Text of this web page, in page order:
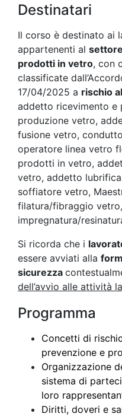
Destinatari
Il corso è destinato ai
appartenenti al
prodotti in vetro, con
classificate
17/04/2025 a rischio
addetto ricevimento e
produzione vetro,
fusione vetro,
operatore linea vetro
prodotti in vetro,
vetro, addetto
soffiatore vetro,
filatura/fibraggio
impregnatura/
Si ricorda che i
essere avviati alla
sicurezza
dell’avvio alle attività
Programma
Concetti di
prevenzione e
Organizzazione
sistema di
loro
Diritti, doveri e